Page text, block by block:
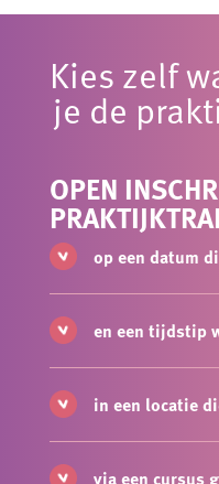
Kies zelf
je de
OPEN
op een datum
en een tijdstip
in een locatie
via een cursus